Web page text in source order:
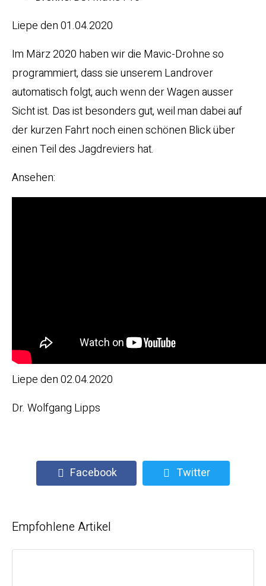
Liepe den 01.04.2020
Im März 2020 haben wir die Mavic-Drohne so
programmiert, dass sie unserem Landrover
automatisch folgt, auch wenn der Wagen ausser
Sicht ist. Das ist besonders gut, weil man dabei auf
der kurzen Fahrt noch einen schönen Blick über
einen Teil des Jagdreviers hat.
Ansehen:
Liepe den 02.04.2020
Dr. Wolfgang Lipps
Facebook Twitter
Empfohlene Artikel